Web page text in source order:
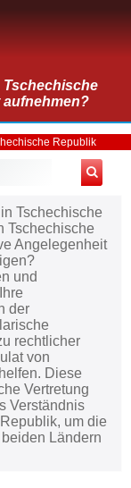
Republik
Tschechische
Tschechische
Angelegenheit
und
der
rechtlicher
von
Diese
Vertretung
Verständnis
um die
Ländern